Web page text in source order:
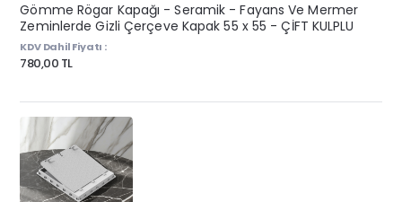
Gömme Rögar Kapağı - Seramik - Fayans Ve Mermer
Zeminlerde Gizli Çerçeve Kapak 55 x 55 - ÇİFT KULPLU
KDV Dahil Fiyatı :
780,00 TL